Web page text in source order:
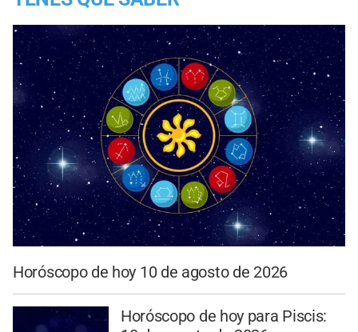
Horóscopo de hoy 10 de agosto de 2026
Horóscopo de hoy para Piscis: